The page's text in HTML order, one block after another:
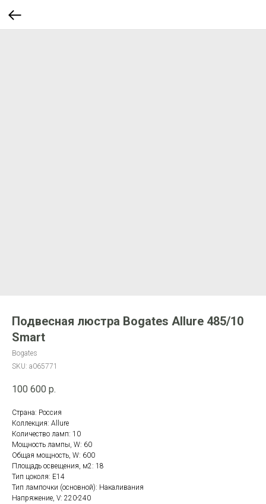
Подвесная люстра Bogates Allure 485/10
Smart
Bogates
SKU: a065771
100 600 р.
Страна: Россия
Коллекция: Allure
Количество ламп: 10
Мощность лампы, W: 60
Общая мощность, W: 600
Площадь освещения, м2: 18
Тип цоколя: E14
Тип лампочки (основной): Накаливания
Напряжение, V: 220-240